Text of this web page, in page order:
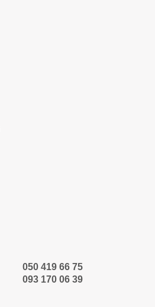
050 419 66 75
093 170 06 39